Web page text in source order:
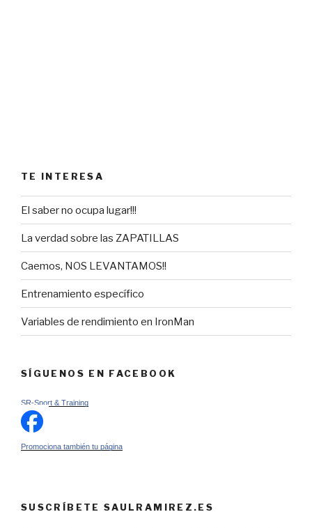
TE INTERESA
El saber no ocupa lugar!!!
La verdad sobre las ZAPATILLAS
Caemos, NOS LEVANTAMOS!!
Entrenamiento específico
Variables de rendimiento en IronMan
SÍGUENOS EN FACEBOOK
SR-Sport & Training
Promociona también tu página
SUSCRÍBETE SAULRAMIREZ.ES